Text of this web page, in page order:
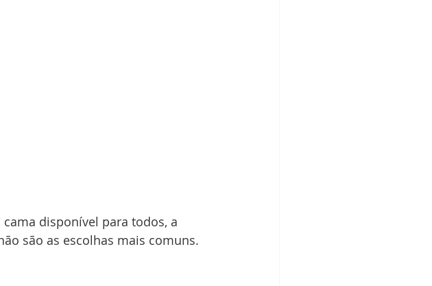
disponível para todos, a
são as escolhas mais comuns.